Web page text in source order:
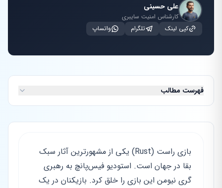
علی حسینی
کارشناس امنیت سایبری
کپی لینک
تلگرام واتساپ
فهرست مطالب
بازی راست (Rust) یکی از مشهورترین آثار سبک
بقا در جهان است. استودیو فیس‌پانچ به رهبری
گری نیومن این بازی را خلق کرد. بازیکنان در یک